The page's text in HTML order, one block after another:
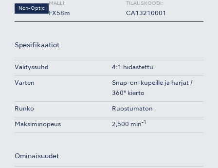
Non-Optic
MALLI:
FX58m
TILAUSKOODI:
CA13210001
Spesifikaatiot
Välityssuhd 4:1 hidastettu
Varten
Snap-on-kupeille ja harjat /
360° kierto
Runko Ruostumaton
Maksiminopeus 2,500 min-1
Ominaisuudet